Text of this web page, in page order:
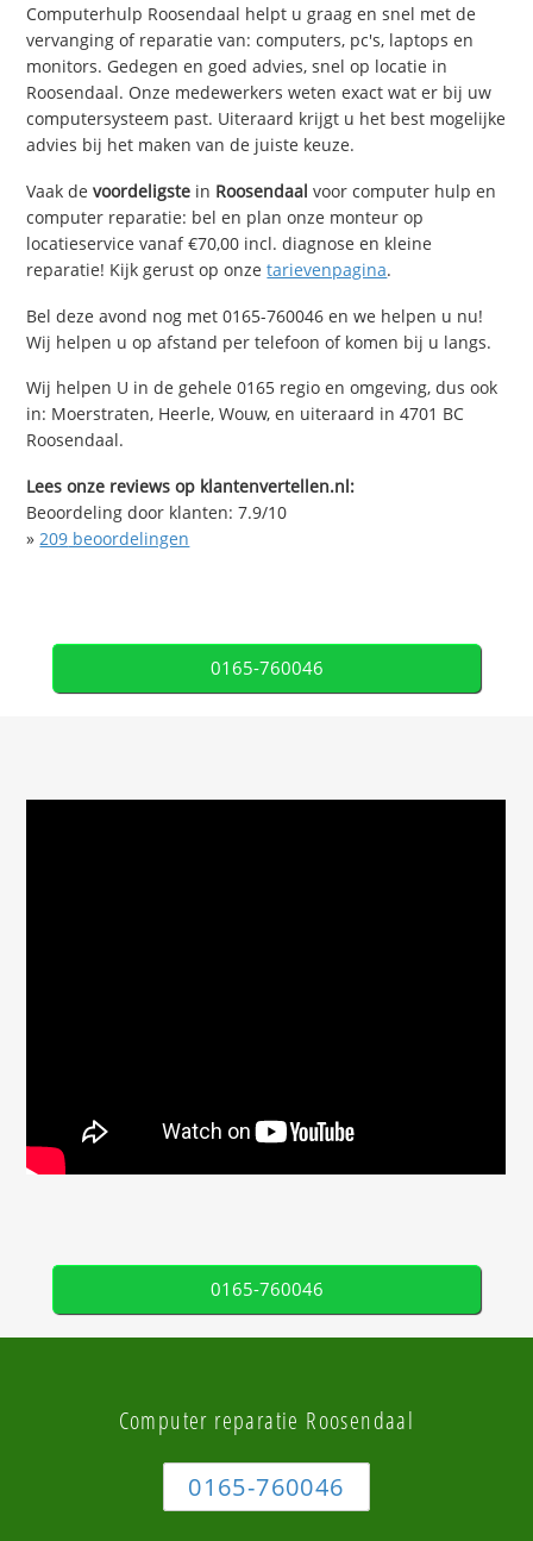
Computerhulp Roosendaal helpt u graag en snel met de
vervanging of reparatie van: computers, pc's, laptops en
monitors. Gedegen en goed advies, snel op locatie in
Roosendaal. Onze medewerkers weten exact wat er bij uw
computersysteem past. Uiteraard krijgt u het best mogelijke
advies bij het maken van de juiste keuze.
Vaak devoordeligste in Roosendaal voor computer hulp en
computer reparatie: bel en plan onze monteur op
locatieservice vanaf €70,00 incl. diagnose en kleine
reparatie! Kijk gerust op onzetarievenpagina.
Bel deze avond nog met 0165-760046 en we helpen u nu!
Wij helpen u op afstand per telefoon of komen bij u langs.
Wij helpen U in de gehele 0165 regio en omgeving, dus ook
in: Moerstraten, Heerle, Wouw, en uiteraard in 4701 BC
Roosendaal.
Lees onze reviews op klantenvertellen.nl:
Beoordeling door klanten:7.9/10
»209 beoordelingen
0165-760046
0165-760046
Computer reparatie Roosendaal
0165-760046